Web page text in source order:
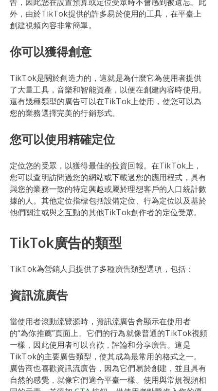
外，由於TikTok提供的許多易於使用的工具，在平臺上
創建視頻內容非常簡單。
你可以獲得創意
TikTok是關於創造力的，這就是為什麼它為使用者提供
了大量工具，音樂和智能資產，以便在創建內容時使用。
還有幾種類型的廣告可以在TikTok上使用，使您可以為
您的業務選擇完美的行銷形式。
您可以使用精確定位
定位您的受眾，以獲得最佳的投資回報。在TikTok上，
您可以查明訪問過您的網站或下載過您的應用程式，具有
與您的業務一致的特定興趣或屬於理想客戶的人口統計數
據的人。其他定位指標包括設備定位、行為定位以及基於
他們關注或與之互動的其他TikTok創作者的定位受眾。
TikTok廣告的類型
TikTok為營銷人員提供了多種廣告類型選項，包括：
資訊流廣告
當使用者滾動流覽源時，資訊流廣告會顯示在使用者
的“為你推薦”頁面上。它們的行為就像普通的TikTok視頻
一樣，因此使用者可以喜歡，評論和分享廣告。這是
TikTok的主要廣告類型，使其成為最常用的格式之一。
廣告商也喜歡資訊流廣告，因為它們易於創建，並且具有
自然的感覺，就像它們適合平臺一樣。使用與常規視頻相